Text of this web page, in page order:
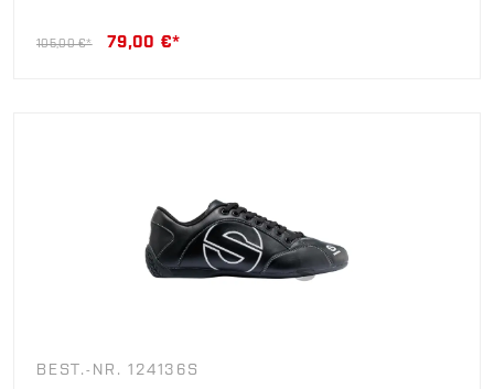
105,00 €* 79,00 €*
BEST.-NR. 124136S